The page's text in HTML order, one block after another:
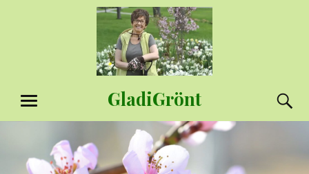
GladiGrönt
MENY